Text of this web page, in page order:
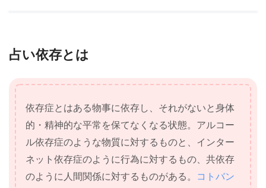
占い依存とは
依存症とはある物事に依存し、それがないと身体
的・精神的な平常を保てなくなる状態。アルコー
ル依存症のような物質に対するものと、インター
ネット依存症のように行為に対するもの、共依存
のように人間関係に対するものがある。
コトバン